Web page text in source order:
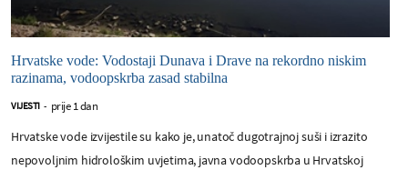
Hrvatske vode: Vodostaji Dunava i Drave na rekordno niskim
razinama, vodoopskrba zasad stabilna
VIJESTI - prije 1 dan
Hrvatske vode izvijestile su kako je, unatoč dugotrajnoj suši i izrazito
nepovoljnim hidrološkim uvjetima, javna vodoopskrba u Hrvatskoj